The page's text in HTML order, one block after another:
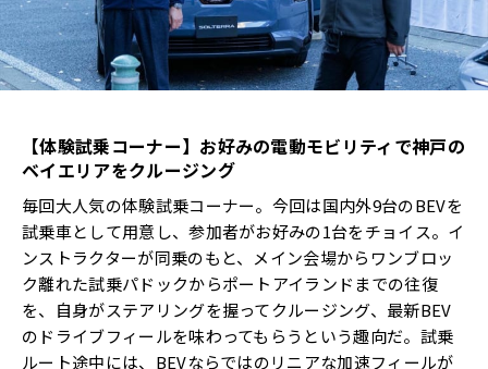
【体験試乗コーナー】お好みの電動モビリティで神戸の
ベイエリアをクルージング
毎回大人気の体験試乗コーナー。今回は国内外9台のBEVを
試乗車として用意し、参加者がお好みの1台をチョイス。イ
ンストラクターが同乗のもと、メイン会場からワンブロッ
ク離れた試乗パドックからポートアイランドまでの往復
を、自身がステアリングを握ってクルージング、最新BEV
のドライブフィールを味わってもらうという趣向だ。試乗
ルート途中には、BEVならではのリニアな加速フィールが